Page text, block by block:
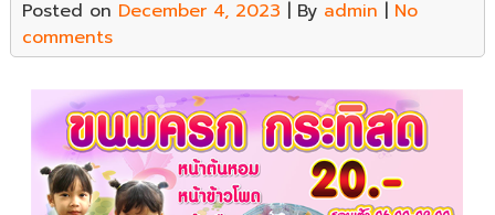
Posted on December 4, 2023 | By admin | No
comments